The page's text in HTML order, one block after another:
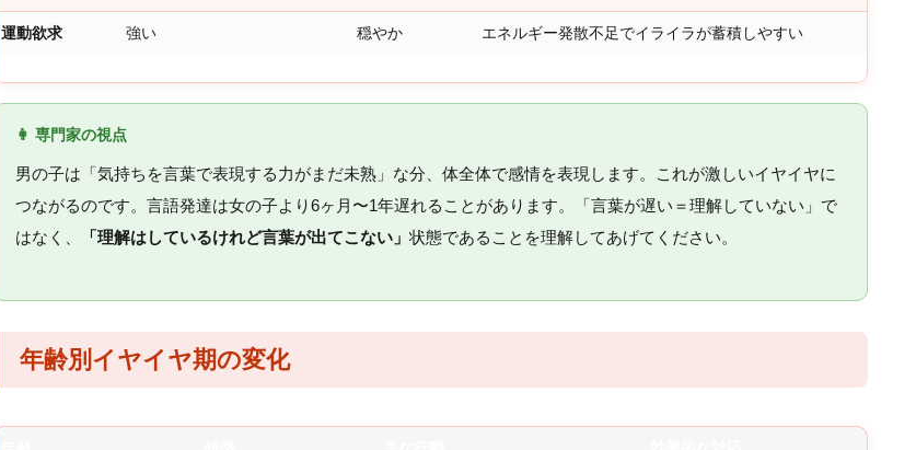
運動欲求 強い 穏やか エネルギー発散不足でイライラが蓄積しやすい
👩 専門家の視点
男の子は「気持ちを言葉で表現する力がまだ未熟」な分、体全体で感情を表現します。これが激しいイヤイヤに
つながるのです。言語発達は女の子より6ヶ月〜1年遅れることがあります。「言葉が遅い＝理解していない」で
はなく、
「理解はしているけれど言葉が出てこない」 状態であることを理解してあげてください。
年齢別イヤイヤ期の変化